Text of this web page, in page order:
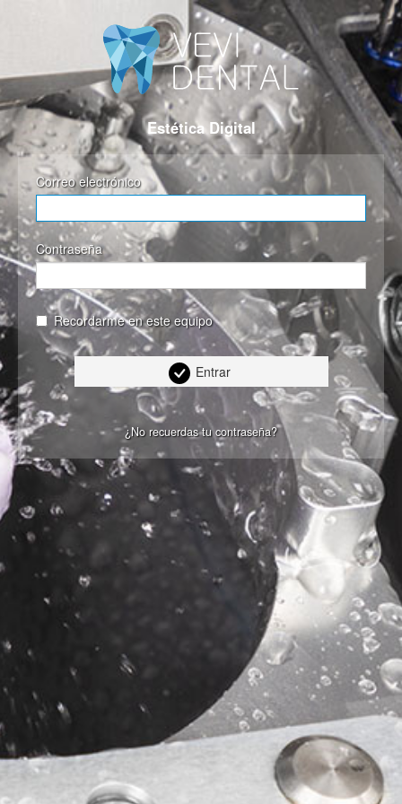
Estética Digital
Correo electrónico
Contraseña
Recordarme en este equipo
Entrar
¿No recuerdas tu contraseña?